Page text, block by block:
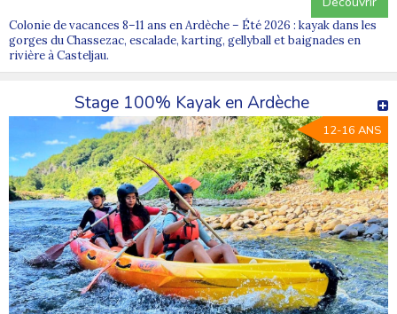
Colonie de vacances 8–11 ans en Ardèche – Été 2026 : kayak dans les
gorges du Chassezac, escalade, karting, gellyball et baignades en
rivière à Casteljau.
Stage 100% Kayak en Ardèche
12-16 ANS